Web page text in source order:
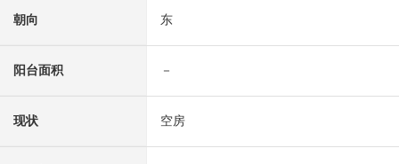
朝向 东
阳台面积 －
现状 空房